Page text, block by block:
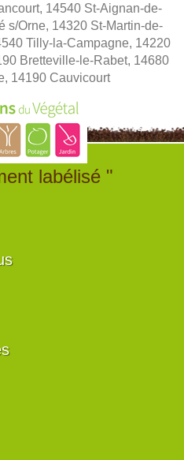
14540 St-Aignan-de-
s/Orne, 14320 St-Martin-de-
Tilly-la-Campagne, 14220
Bretteville-le-Rabet, 14680
14190 Cauvicourt
labélisé "